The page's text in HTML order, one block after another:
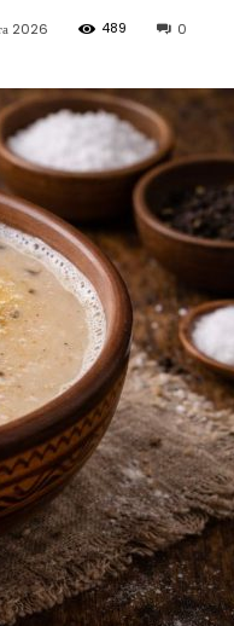
рецепты,
вкусные
блюда
2026 489 0